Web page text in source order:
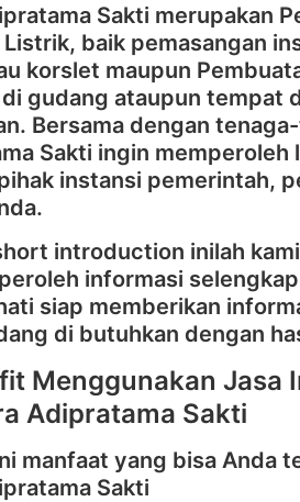
Sakti merupakan
baik pemasangan
korslet maupun
gudang ataupun tempat
Bersama dengan
Sakti ingin
instansi pemerintah,
introduction inilah
informasi
siap memberikan
di butuhkan dengan
Menggunakan Jasa
Adipratama Sakti
manfaat yang bisa Anda
Sakti